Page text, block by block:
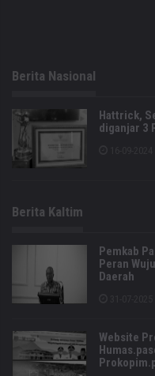
Berita Nasional
Hattrick,
diganjar 3
Berita Kaltim
Pemkab
Peran
Daerah
Website